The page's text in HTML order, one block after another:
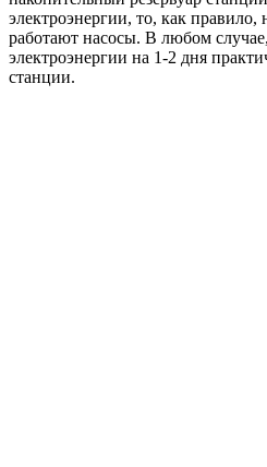
электроэнергии, то, как правило,
работают насосы. В любом
электроэнергии на 1-2 дня
станции.